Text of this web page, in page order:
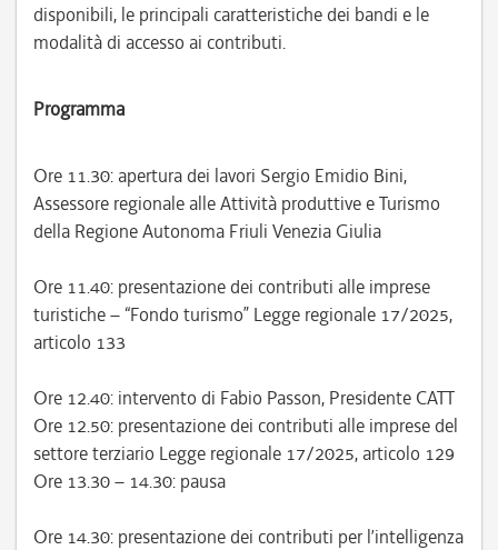
disponibili, le principali caratteristiche dei bandi e le
modalità di accesso ai contributi.
Programma
Ore 11.30: apertura dei lavori Sergio Emidio Bini,
Assessore regionale alle Attività produttive e Turismo
della Regione Autonoma Friuli Venezia Giulia
Ore 11.40: presentazione dei contributi alle imprese
turistiche – “Fondo turismo” Legge regionale 17/2025,
articolo 133
Ore 12.40: intervento di Fabio Passon, Presidente CATT
Ore 12.50: presentazione dei contributi alle imprese del
settore terziario Legge regionale 17/2025, articolo 129
Ore 13.30 – 14.30: pausa
Ore 14.30: presentazione dei contributi per l’intelligenza